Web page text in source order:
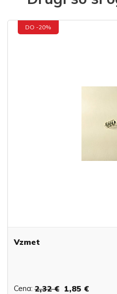
DO -20%
Vzmet
Cena: 2,32 € 1,85 €